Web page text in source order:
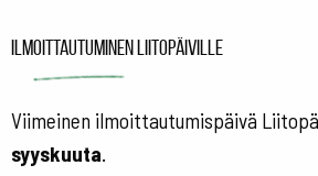
Ilmoittautuminen Liitopäiville
Viimeinen ilmoittautumispäivä
syyskuuta.